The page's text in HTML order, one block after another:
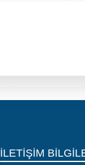
İLETİŞİM